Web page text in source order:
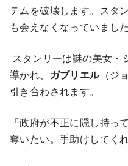
テムを破壊します。スタ
も会えなくなっていました
スタンリーは謎の美女・
導かれ、
ガブリエル（ジ
引き合わされます。
「政府が不正に隠し持っ
奪いたい。手助けしてくれ